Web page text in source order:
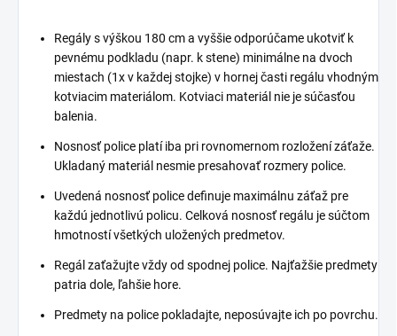
Regály s výškou 180 cm a vyššie odporúčame ukotviť k
pevnému podkladu (napr. k stene) minimálne na dvoch
miestach (1x v každej stojke) v hornej časti regálu vhodným
kotviacim materiálom. Kotviaci materiál nie je súčasťou
balenia.
Nosnosť police platí iba pri rovnomernom rozložení záťaže.
Ukladaný materiál nesmie presahovať rozmery police.
Uvedená nosnosť police definuje maximálnu záťaž pre
každú jednotlivú policu. Celková nosnosť regálu je súčtom
hmotností všetkých uložených predmetov.
Regál zaťažujte vždy od spodnej police. Najťažšie predmety
patria dole, ľahšie hore.
Predmety na police pokladajte, neposúvajte ich po povrchu.